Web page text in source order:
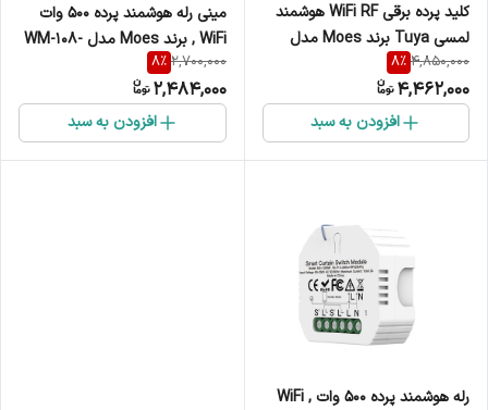
کلید پرده برقی WiFi RF هوشمند
لمسی Tuya برند Moes مدل
WRS-EUC
4,850,000
8%
4,462,000
افزودن به سبد
مینی رله هوشمند پرده 500 وات
WiFi , برند Moes مدل WM-108-
M
2,700,000
8%
2,484,000
افزودن به سبد
رله هوشمند پرده 500 وات WiFi ,